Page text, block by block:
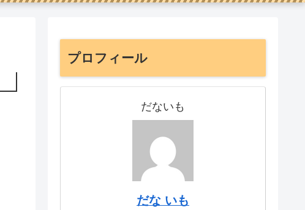
プロフィール
だないも
だな いも